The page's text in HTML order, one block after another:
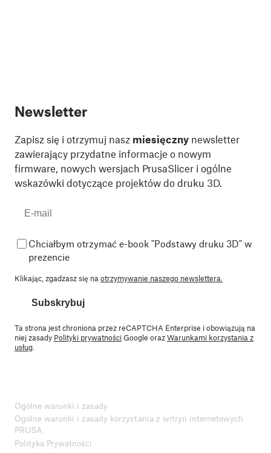
Newsletter
Zapisz się i otrzymuj nasz miesięczny newsletter
zawierający przydatne informacje o nowym
firmware, nowych wersjach PrusaSlicer i ogólne
wskazówki dotyczące projektów do druku 3D.
Chciałbym otrzymać e-book "Podstawy druku 3D" w
prezencie
Klikając, zgadzasz się naotrzymywanie naszego newslettera.
Subskrybuj
Ta strona jest chroniona przez reCAPTCHA Enterprise i obowiązują na
niej zasady Polityki prywatnościGoogle orazWarunkami korzystania z
usług.
Ogólne warunki i zasady
Ogólne warunki i zasady korzystania z witryn internetowych
PRUSA
Polityka Prywatności